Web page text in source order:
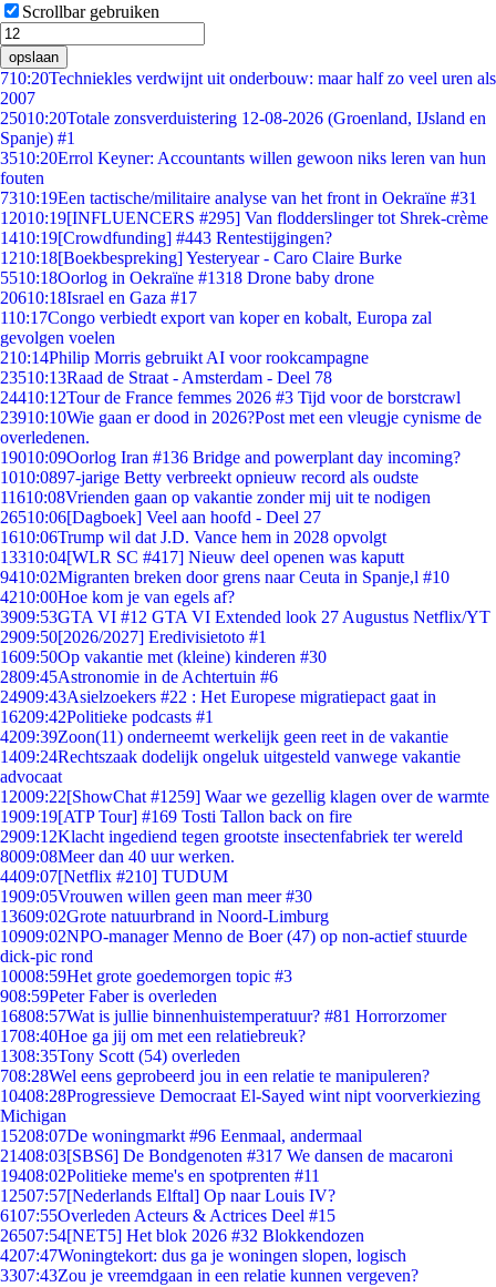
Scrollbar gebruiken
opslaan
710:20Techniekles verdwijnt uit onderbouw: maar half zo veel uren als
2007
25010:20Totale zonsverduistering 12-08-2026 (Groenland, IJsland en
Spanje) #1
3510:20Errol Keyner: Accountants willen gewoon niks leren van hun
fouten
7310:19Een tactische/militaire analyse van het front in Oekraïne #31
12010:19[INFLUENCERS #295] Van flodderslinger tot Shrek-crème
1410:19[Crowdfunding] #443 Rentestijgingen?
1210:18[Boekbespreking] Yesteryear - Caro Claire Burke
5510:18Oorlog in Oekraïne #1318 Drone baby drone
20610:18Israel en Gaza #17
110:17Congo verbiedt export van koper en kobalt, Europa zal
gevolgen voelen
210:14Philip Morris gebruikt AI voor rookcampagne
23510:13Raad de Straat - Amsterdam - Deel 78
24410:12Tour de France femmes 2026 #3 Tijd voor de borstcrawl
23910:10Wie gaan er dood in 2026?Post met een vleugje cynisme de
overledenen.
19010:09Oorlog Iran #136 Bridge and powerplant day incoming?
1010:0897-jarige Betty verbreekt opnieuw record als oudste
11610:08Vrienden gaan op vakantie zonder mij uit te nodigen
26510:06[Dagboek] Veel aan hoofd - Deel 27
1610:06Trump wil dat J.D. Vance hem in 2028 opvolgt
13310:04[WLR SC #417] Nieuw deel openen was kaputt
9410:02Migranten breken door grens naar Ceuta in Spanje,l #10
4210:00Hoe kom je van egels af?
3909:53GTA VI #12 GTA VI Extended look 27 Augustus Netflix/YT
2909:50[2026/2027] Eredivisietoto #1
1609:50Op vakantie met (kleine) kinderen #30
2809:45Astronomie in de Achtertuin #6
24909:43Asielzoekers #22 : Het Europese migratiepact gaat in
16209:42Politieke podcasts #1
4209:39Zoon(11) onderneemt werkelijk geen reet in de vakantie
1409:24Rechtszaak dodelijk ongeluk uitgesteld vanwege vakantie
advocaat
12009:22[ShowChat #1259] Waar we gezellig klagen over de warmte
1909:19[ATP Tour] #169 Tosti Tallon back on fire
2909:12Klacht ingediend tegen grootste insectenfabriek ter wereld
8009:08Meer dan 40 uur werken.
4409:07[Netflix #210] TUDUM
1909:05Vrouwen willen geen man meer #30
13609:02Grote natuurbrand in Noord-Limburg
10909:02NPO-manager Menno de Boer (47) op non-actief stuurde
dick-pic rond
10008:59Het grote goedemorgen topic #3
908:59Peter Faber is overleden
16808:57Wat is jullie binnenhuistemperatuur? #81 Horrorzomer
1708:40Hoe ga jij om met een relatiebreuk?
1308:35Tony Scott (54) overleden
708:28Wel eens geprobeerd jou in een relatie te manipuleren?
10408:28Progressieve Democraat El-Sayed wint nipt voorverkiezing
Michigan
15208:07De woningmarkt #96 Eenmaal, andermaal
21408:03[SBS6] De Bondgenoten #317 We dansen de macaroni
19408:02Politieke meme's en spotprenten #11
12507:57[Nederlands Elftal] Op naar Louis IV?
6107:55Overleden Acteurs & Actrices Deel #15
26507:54[NET5] Het blok 2026 #32 Blokkendozen
4207:47Woningtekort: dus ga je woningen slopen, logisch
3307:43Zou je vreemdgaan in een relatie kunnen vergeven?